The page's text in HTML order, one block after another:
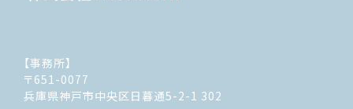
【事務所】
〒651-0077
兵庫県神戸市中央区日暮通5-2-1 302